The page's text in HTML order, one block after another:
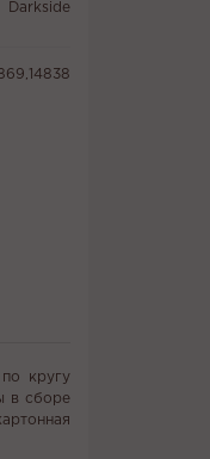
Darkside
кругу
в сборе